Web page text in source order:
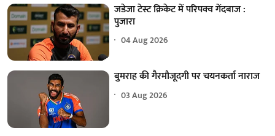
जडेजा टेस्ट क्रिकेट में परिपक्व गेंदबाज :
पुजारा
04 Aug 2026
बुमराह की गैरमौजूदगी पर चयनकर्ता नाराज
03 Aug 2026